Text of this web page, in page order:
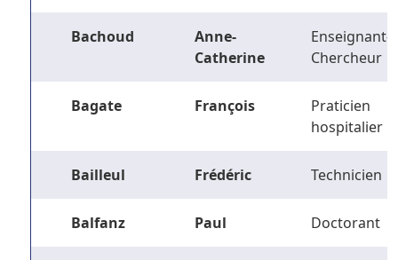
Bachoud
Anne-
Catherine
Enseignant-
Chercheur
Bagate François
Praticien
hospitalier
Bailleul Frédéric Technicien
Balfanz Paul Doctorant